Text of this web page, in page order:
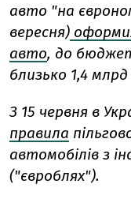
авто "на
вересня)
авто, до
близько 1,4 млрд
З 15 червня в
правила
автомобілів з
("євроблях").